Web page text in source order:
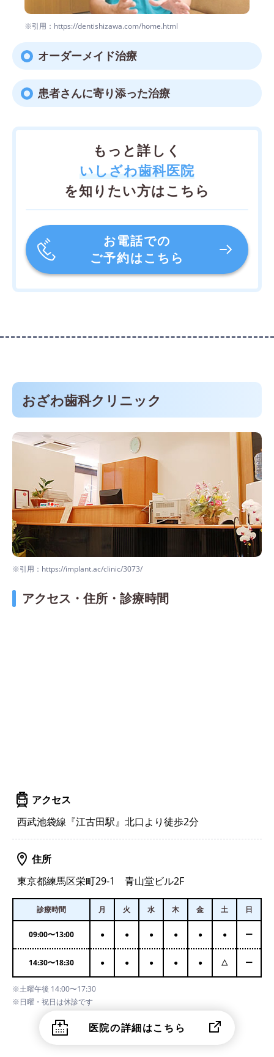
※引用：https://dentishizawa.com/home.html
オーダーメイド治療
患者さんに寄り添った治療
もっと詳しく
いしざわ歯科医院
を知りたい方はこちら
お電話での
ご予約はこちら
おざわ歯科クリニック
※引用：https://implant.ac/clinic/3073/
アクセス・住所・診療時間
アクセス
西武池袋線『江古田駅』北口より徒歩2分
住所
東京都練馬区栄町29-1 青山堂ビル2F
診療時間 月 火 水 木 金 土 日
09:00〜13:00 ● ● ● ● ● ● ー
14:30〜18:30 ● ● ● ● ● △ ー
※土曜午後 14:00〜17:30
※日曜・祝日は休診です
医院の詳細はこちら